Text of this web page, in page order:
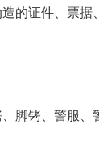
的证件、票据
脚铐、警服、